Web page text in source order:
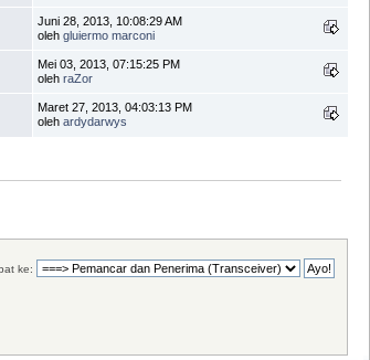
Juni 28, 2013, 10:08:29 AM
oleh gluiermo marconi
Mei 03, 2013, 07:15:25 PM
oleh raZor
Maret 27, 2013, 04:03:13 PM
oleh ardydarwys
ke: